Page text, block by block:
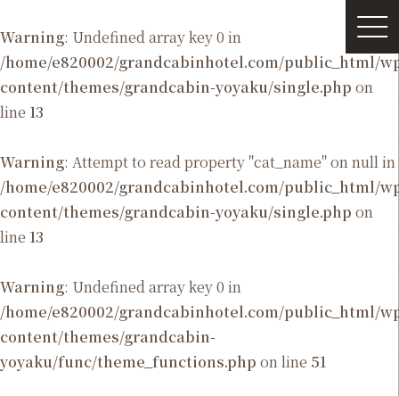
Warning: Undefined array key 0 in
/home/e820002/grandcabinhotel.com/public_html/
content/themes/grandcabin-yoyaku/single.php on
line 13
Warning: Attempt to read property "cat_name" on null in
/home/e820002/grandcabinhotel.com/public_html/
content/themes/grandcabin-yoyaku/single.php on
line 13
Warning: Undefined array key 0 in
/home/e820002/grandcabinhotel.com/public_html/
content/themes/grandcabin-
yoyaku/func/theme_functions.php on line 51